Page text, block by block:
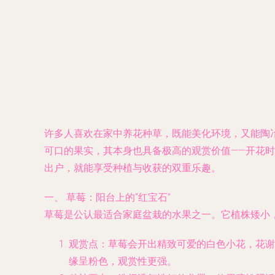
许多人喜欢在家中养花种草，既能美化环境，又能
可口的果实，其本身也具备极高的观赏价值——开花
出户，就能享受种植与收获的双重乐趣。
一、 草莓：阳台上的“红宝石”
草莓是公认最适合家庭盆栽的水果之一。它植株矮
观赏点 ：草莓会开出精致可爱的白色小花，花
缘呈粉色，观赏性更强。